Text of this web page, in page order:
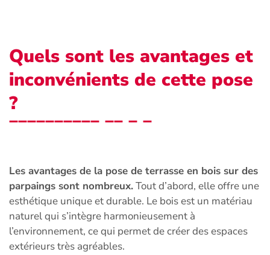
Quels sont les avantages et
inconvénients de cette pose
?
Les avantages de la pose de terrasse en bois sur des
parpaings sont nombreux.Tout d’abord, elle offre une
esthétique unique et durable. Le bois est un matériau
naturel qui s’intègre harmonieusement à
l’environnement, ce qui permet de créer des espaces
extérieurs très agréables.